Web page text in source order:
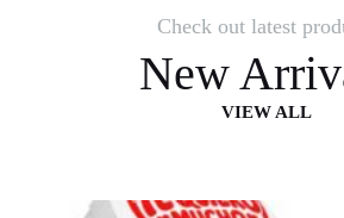
Check out latest
New
VIEW ALL